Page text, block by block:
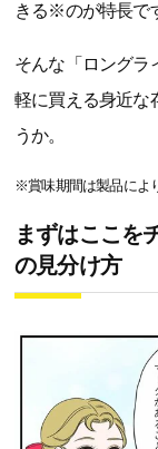
きる※のが特長で
そんな「ロングラ
軽に買える身近な
うか。
※賞味期間は製品によ
まずはここを
の見分け方